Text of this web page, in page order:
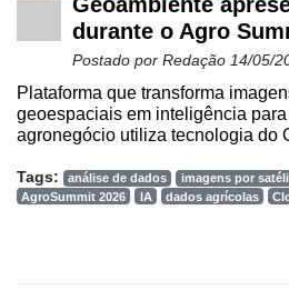
durante o Agro
Postado por Redação 14/05/
Plataforma que transforma
geoespaciais em inteligência
agronegócio utiliza tecnologia do
Tags: análise de dados
imagens por
AgroSummit 2026
IA dados agrícolas